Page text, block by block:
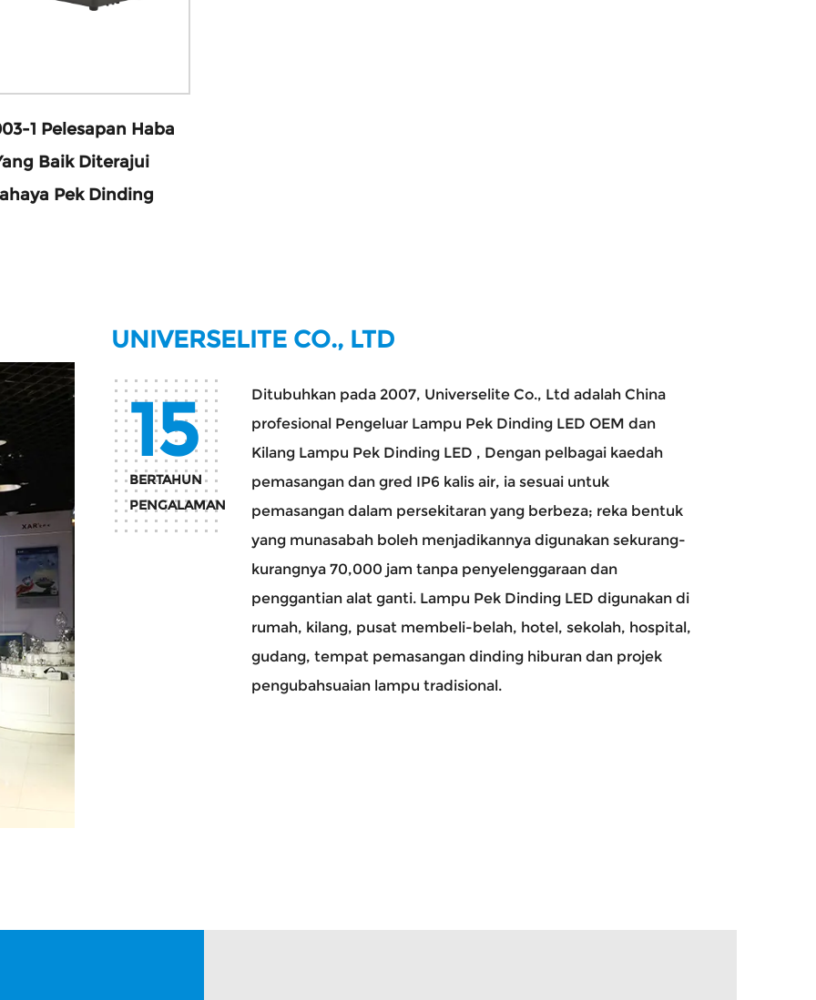
1 Pelesapan Haba
Baik Diterajui
Pek Dinding
UNIVERSELITE CO., LTD
15
BERTAHUN
PENGALAMAN
Ditubuhkan pada 2007, Universelite Co., Ltdadalah China
profesional Pengeluar Lampu Pek Dinding LED OEMdan
Kilang Lampu Pek Dinding LED , Dengan pelbagai kaedah
pemasangan dan gred IP6 kalis air, ia sesuai untuk
pemasangan dalam persekitaran yang berbeza; reka bentuk
yang munasabah boleh menjadikannya digunakan sekurang-
kurangnya 70,000 jam tanpa penyelenggaraan dan
penggantian alat ganti. Lampu Pek Dinding LEDdigunakan di
rumah, kilang, pusat membeli-belah, hotel, sekolah, hospital,
gudang, tempat pemasangan dinding hiburan dan projek
pengubahsuaian lampu tradisional.